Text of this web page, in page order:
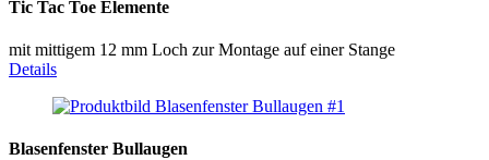
Tic Tac Toe Elemente
mit mittigem 12 mm Loch zur Montage auf einer Stange
Details
Blasenfenster Bullaugen